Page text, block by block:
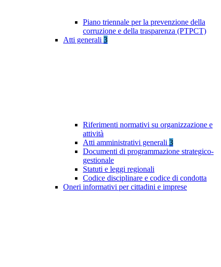
Piano triennale per la prevenzione della
corruzione e della trasparenza (PTPCT)
Atti generali 3
Riferimenti normativi su organizzazione e
attività
Atti amministrativi generali 3
Documenti di programmazione strategico-
gestionale
Statuti e leggi regionali
Codice disciplinare e codice di condotta
Oneri informativi per cittadini e imprese